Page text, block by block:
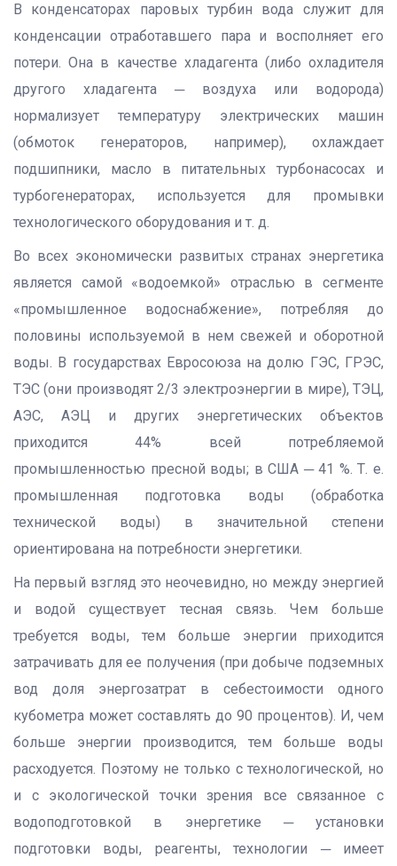
В конденсаторах паровых турбин вода служит для
конденсации отработавшего пара и восполняет его
потери. Она в качестве хладагента (либо охладителя
другого хладагента ─ воздуха или водорода)
нормализует температуру электрических машин
(обмоток генераторов, например), охлаждает
подшипники, масло в питательных турбонасосах и
турбогенераторах, используется для промывки
технологического оборудования и т. д.
Во всех экономически развитых странах энергетика
является самой «водоемкой» отраслью в сегменте
«промышленное водоснабжение», потребляя до
половины используемой в нем свежей и оборотной
воды. В государствах Евросоюза на долю ГЭС, ГРЭС,
ТЭС (они производят 2/3 электроэнергии в мире), ТЭЦ,
АЭС, АЭЦ и других энергетических объектов
приходится 44% всей потребляемой
промышленностью пресной воды; в США ─ 41 %. Т. е.
промышленная подготовка воды (обработка
технической воды) в значительной степени
ориентирована на потребности энергетики.
На первый взгляд это неочевидно, но между энергией
и водой существует тесная связь. Чем больше
требуется воды, тем больше энергии приходится
затрачивать для ее получения (при добыче подземных
вод доля энергозатрат в себестоимости одного
кубометра может составлять до 90 процентов). И, чем
больше энергии производится, тем больше воды
расходуется. Поэтому не только с технологической, но
и с экологической точки зрения все связанное с
водоподготовкой в энергетике ─ установки
подготовки воды, реагенты, технологии ─ имеет